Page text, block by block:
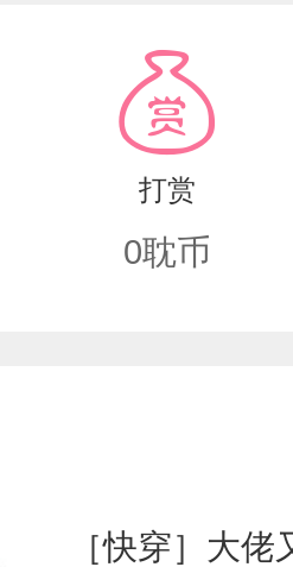
打赏
0耽币
［快穿］大